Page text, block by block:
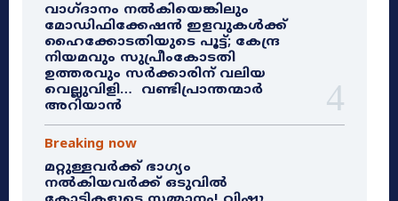
വാഗ്ദാനം നൽകിയെങ്കിലും
മോഡിഫിക്കേഷൻ ഇളവുകൾക്ക്
ഹൈക്കോടതിയുടെ പൂട്ട്; കേന്ദ്ര
നിയമവും സുപ്രീംകോടതി
ഉത്തരവും സർക്കാരിന് വലിയ
വെല്ലുവിളി… വണ്ടിപ്രാന്തന്മാർ
അറിയാൻ
Breaking now
മറ്റുള്ളവർക്ക് ഭാഗ്യം
നൽകിയവർക്ക് ഒടുവിൽ